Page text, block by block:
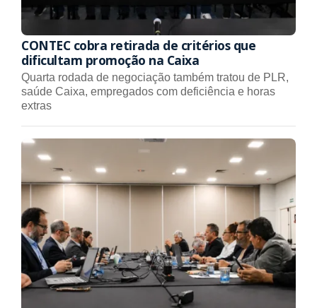
CONTEC cobra retirada de critérios que
dificultam promoção na Caixa
Quarta rodada de negociação também tratou de PLR,
saúde Caixa, empregados com deficiência e horas
extras